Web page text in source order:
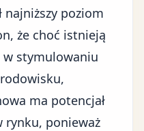
najniższy poziom
że choć istnieją
w stymulowaniu
ma potencjał
rynku, ponieważ